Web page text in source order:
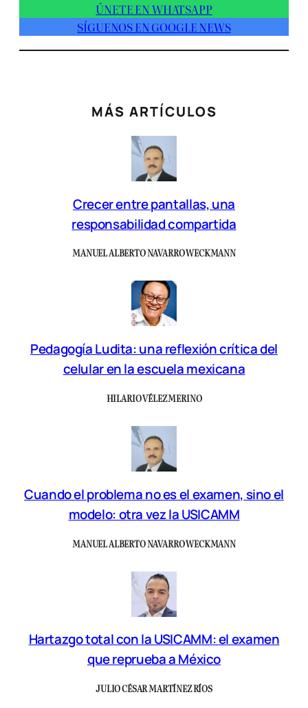
ÚNETE EN WHATSAPP
SÍGUENOS EN GOOGLE NEWS
MÁS ARTÍCULOS
Crecer entre pantallas, una
responsabilidad compartida
MANUEL ALBERTO NAVARRO WECKMANN
Pedagogía Ludita: una reflexión crítica del
celular en la escuela mexicana
HILARIO VÉLEZ MERINO
Cuando el problema no es el examen, sino el
modelo: otra vez la USICAMM
MANUEL ALBERTO NAVARRO WECKMANN
Hartazgo total con la USICAMM: el examen
que reprueba a México
JULIO CÉSAR MARTÍNEZ RÍOS